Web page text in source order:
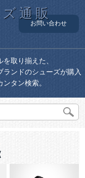
通販
お問い合わせ
取り揃えた、
ンドのシューズが購入
タン検索。